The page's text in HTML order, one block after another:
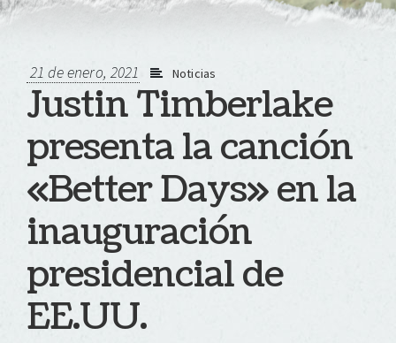
21 de enero, 2021 Noticias
Justin Timberlake
presenta la canción
«Better Days» en la
inauguración
presidencial de
EE.UU.